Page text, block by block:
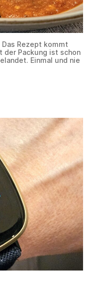
Rezept kommt
der Packung ist schon
Einmal und nie